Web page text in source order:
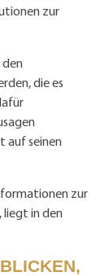
zur
den
die es
auf seinen
zur
liegt in den